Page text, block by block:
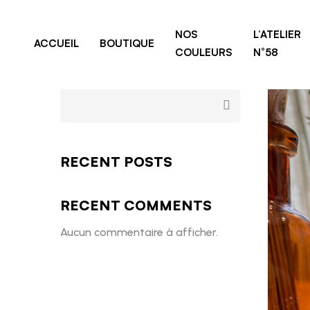
ACCUEIL BOUTIQUE
NOS
COULEURS
L’ATELIER
N°58
RECENT POSTS
RECENT COMMENTS
Aucun commentaire à afficher.